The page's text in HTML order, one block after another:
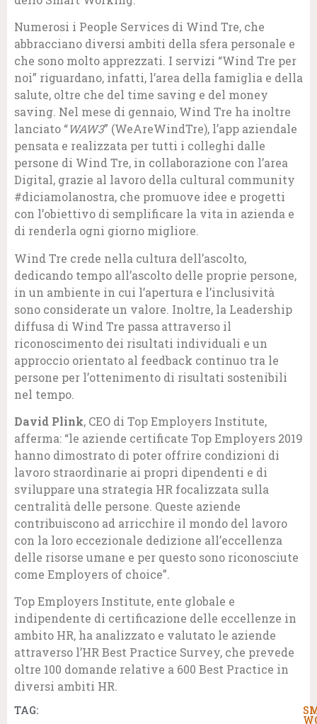
Numerosi i People Services di Wind Tre, che
abbracciano diversi ambiti della sfera personale e
che sono molto apprezzati. I servizi “Wind Tre per
noi” riguardano, infatti, l’area della famiglia e della
salute, oltre che del time saving e del money
saving. Nel mese di gennaio, Wind Tre ha inoltre
lanciato “WAW3” (WeAreWindTre), l’app aziendale
pensata e realizzata per tutti i colleghi dalle
persone di Wind Tre, in collaborazione con l’area
Digital, grazie al lavoro della cultural community
#diciamolanostra, che promuove idee e progetti
con l’obiettivo di semplificare la vita in azienda e
di renderla ogni giorno migliore.
Wind Tre crede nella cultura dell’ascolto,
dedicando tempo all’ascolto delle proprie persone,
in un ambiente in cui l’apertura e l’inclusività
sono considerate un valore. Inoltre, la Leadership
diffusa di Wind Tre passa attraverso il
riconoscimento dei risultati individuali e un
approccio orientato al feedback continuo tra le
persone per l’ottenimento di risultati sostenibili
nel tempo.
David Plink, CEO di Top Employers Institute,
afferma: “le aziende certificate Top Employers 2019
hanno dimostrato di poter offrire condizioni di
lavoro straordinarie ai propri dipendenti e di
sviluppare una strategia HR focalizzata sulla
centralità delle persone. Queste aziende
contribuiscono ad arricchire il mondo del lavoro
con la loro eccezionale dedizione all’eccellenza
delle risorse umane e per questo sono riconosciute
come Employers of choice”.
Top Employers Institute, ente globale e
indipendente di certificazione delle eccellenze in
ambito HR, ha analizzato e valutato le aziende
attraverso l’HR Best Practice Survey, che prevede
oltre 100 domande relative a 600 Best Practice in
diversi ambiti HR.
TAG: